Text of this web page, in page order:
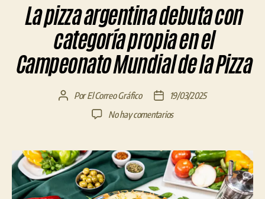
La pizza argentina debuta con
categoría propia en el
Campeonato Mundial de la Pizza
AutorPorEl Correo Gráfico
Fecha
de
19/03/2025
No hay comentariosen
argentina
debuta
con
categoría